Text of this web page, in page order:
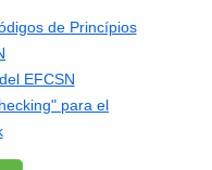
de Princípios
EFCSN
para el